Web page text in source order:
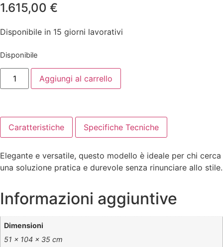
1.615,00 €
Disponibile in 15 giorni lavorativi
Disponibile
Aggiungi al carrello
Caratteristiche Specifiche Tecniche
Elegante e versatile, questo modello è ideale per chi cerca
una soluzione pratica e durevole senza rinunciare allo stile.
Informazioni aggiuntive
Dimensioni
51 × 104 × 35 cm